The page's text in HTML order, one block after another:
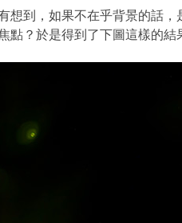
想到，如果不在乎背景的話
點？於是得到了下圖這樣的結